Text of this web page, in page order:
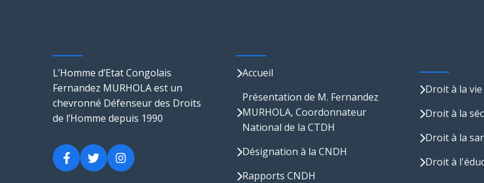
L’Homme d’Etat Congolais
Fernandez MURHOLA est un
chevronné Défenseur des Droits
de l’Homme depuis 1990
Accueil
Présentation de M. Fernandez
MURHOLA, Coordonnateur
National de la CTDH
Désignation à la CNDH
Rapports CNDH
Droit à la vie
Droit à la
Droit à la
Droit à